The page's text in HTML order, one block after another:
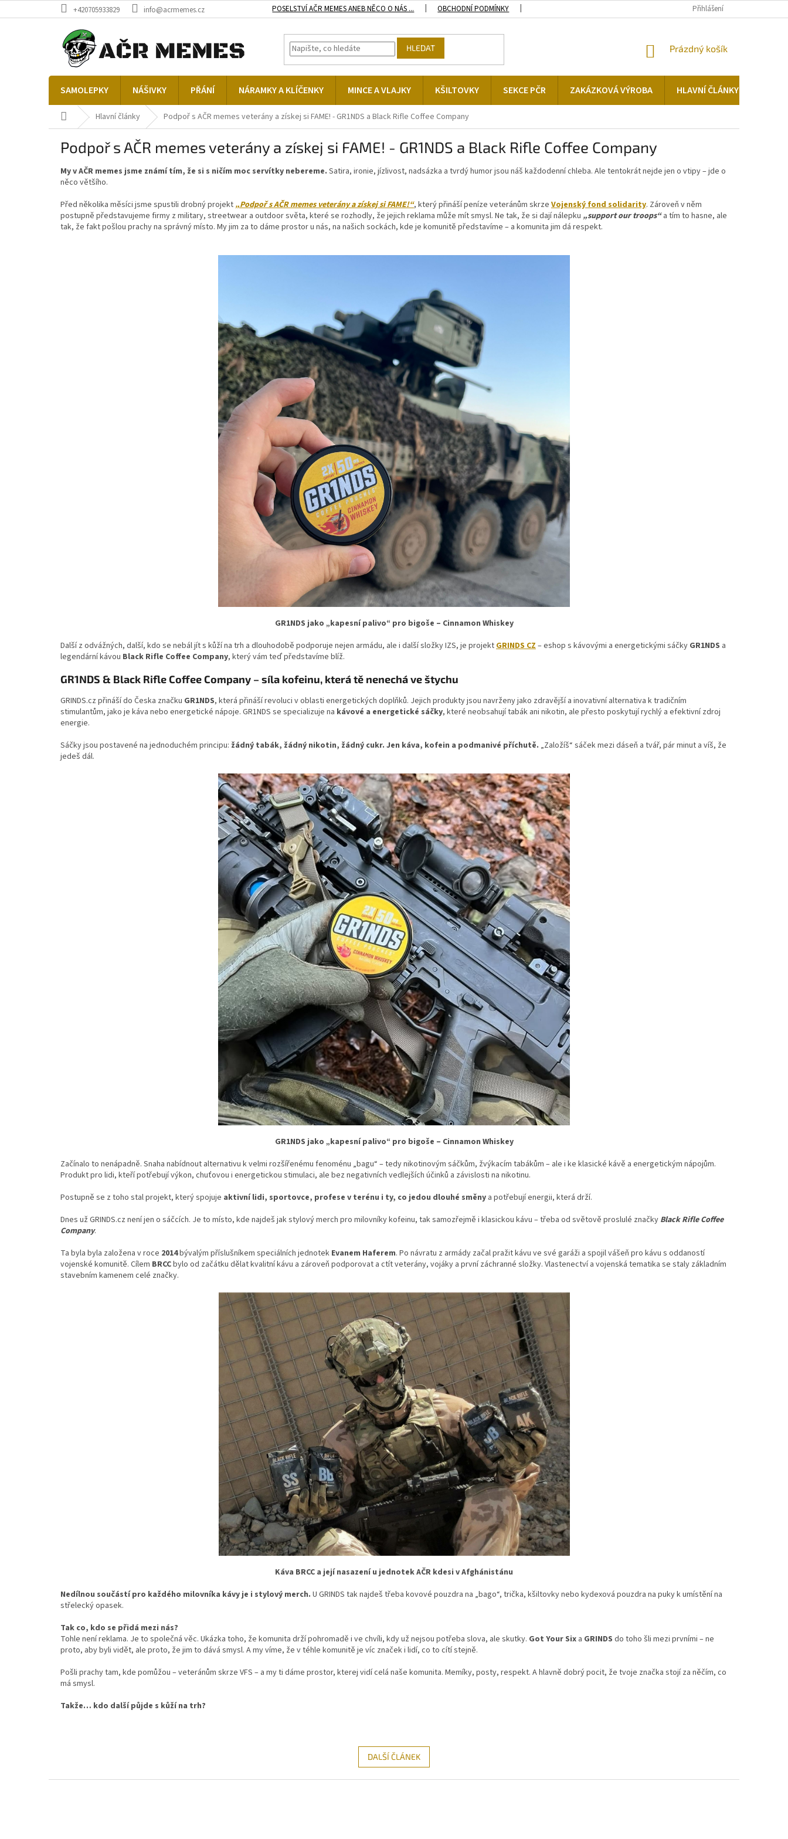
na
+420705933829 info@acrmemes.cz POSELSTVÍ AČR MEMES ANEB NĚCO O NÁS ... OBCHODNÍ PODMÍNKY Přihlášení
HLEDAT
NÁKUPNÍ
Prázdný košík
SAMOLEPKY NÁŠIVKY PŘÁNÍ NÁRAMKY A KLÍČENKY MINCE A VLAJKY KŠILTOVKY SEKCE PČR ZAKÁZKOVÁ VÝROBA HLAVNÍ ČLÁNKY
Domů Hlavní články Podpoř s AČR memes veterány a získej si FAME! - GR1NDS a Black Rifle Coffee Company
Podpoř s AČR memes veterány a získej si FAME! - GR1NDS a Black Rifle Coffee Company
My v AČR memes jsme známí tím, že si s ničím moc servítky nebereme. Satira, ironie, jízlivost, nadsázka a tvrdý humor jsou náš každodenní chleba. Ale tentokrát nejde jen o vtipy – jde o
něco většího.
Před několika měsíci jsme spustili drobný projekt „Podpoř s AČR memes veterány a získej si FAME!“, který přináší peníze veteránům skrze Vojenský fond solidarity. Zároveň v něm
postupně představujeme firmy z military, streetwear a outdoor světa, které se rozhodly, že jejich reklama může mít smysl. Ne tak, že si dají nálepku „support our troops“a tím to hasne, ale
tak, že fakt pošlou prachy na správný místo. My jim za to dáme prostor u nás, na našich sockách, kde je komunitě představíme – a komunita jim dá respekt.
GR1NDS jako „kapesní palivo“ pro bigoše – Cinnamon Whiskey
Další z odvážných, další, kdo se nebál jít s kůží na trh a dlouhodobě podporuje nejen armádu, ale i další složky IZS, je projekt GRINDS CZ – eshop s kávovými a energetickými sáčky GR1NDS a
legendární kávou Black Rifle Coffee Company, který vám teď představíme blíž.
GR1NDS & Black Rifle Coffee Company – síla kofeinu, která tě nenechá ve štychu
GRINDS.cz přináší do Česka značku GR1NDS, která přináší revoluci v oblasti energetických doplňků. Jejich produkty jsou navrženy jako zdravější a inovativní alternativa k tradičním
stimulantům, jako je káva nebo energetické nápoje. GR1NDS se specializuje na kávové a energetické sáčky, které neobsahují tabák ani nikotin, ale přesto poskytují rychlý a efektivní zdroj
energie.
Sáčky jsou postavené na jednoduchém principu: žádný tabák, žádný nikotin, žádný cukr. Jen káva, kofein a podmanivé příchutě. „Založíš“ sáček mezi dáseň a tvář, pár minut a víš, že
jedeš dál.
GR1NDS jako „kapesní palivo“ pro bigoše – Cinnamon Whiskey
Začínalo to nenápadně. Snaha nabídnout alternativu k velmi rozšířenému fenoménu „bagu“ – tedy nikotinovým sáčkům, žvýkacím tabákům – ale i ke klasické kávě a energetickým nápojům.
Produkt pro lidi, kteří potřebují výkon, chuťovou i energetickou stimulaci, ale bez negativních vedlejších účinků a závislosti na nikotinu.
Postupně se z toho stal projekt, který spojuje aktivní lidi, sportovce, profese v terénu i ty, co jedou dlouhé směny a potřebují energii, která drží.
Dnes už GRINDS.cz není jen o sáčcích. Je to místo, kde najdeš jak stylový merch pro milovníky kofeinu, tak samozřejmě i klasickou kávu – třeba od světově proslulé značky Black Rifle Coffee
Company.
Ta byla byla založena v roce 2014bývalým příslušníkem speciálních jednotek Evanem Haferem. Po návratu z armády začal pražit kávu ve své garáži a spojil vášeň pro kávu s oddaností
vojenské komunitě. Cílem BRCCbylo od začátku dělat kvalitní kávu a zároveň podporovat a ctít veterány, vojáky a první záchranné složky. Vlastenectví a vojenská tematika se staly základním
stavebním kamenem celé značky.
Káva BRCC a její nasazení u jednotek AČR kdesi v Afghánistánu
Nedílnou součástí pro každého milovníka kávy je i stylový merch. U GRINDS tak najdeš třeba kovové pouzdra na „bago“, trička, kšiltovky nebo kydexová pouzdra na puky k umístění na
střelecký opasek.
Tak co, kdo se přidá mezi nás?
Tohle není reklama. Je to společná věc. Ukázka toho, že komunita drží pohromadě i ve chvíli, kdy už nejsou potřeba slova, ale skutky. Got Your Six a GRINDS do toho šli mezi prvními – ne
proto, aby byli vidět, ale proto, že jim to dává smysl. A my víme, že v téhle komunitě je víc značek i lidí, co to cítí stejně.
Pošli prachy tam, kde pomůžou – veteránům skrze VFS – a my ti dáme prostor, kterej vidí celá naše komunita. Memíky, posty, respekt. A hlavně dobrý pocit, že tvoje značka stojí za něčím, co
má smysl.
Takže… kdo další půjde s kůží na trh?
DALŠÍ ČLÁNEK